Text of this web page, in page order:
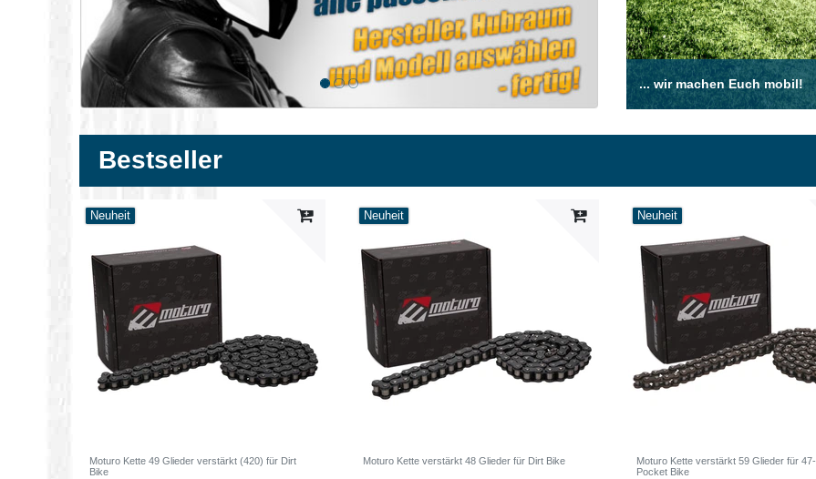
... wir machen Euch mobil!
Bestseller
Neuheit
Moturo Kette 49 Glieder verstärkt (420) für Dirt
Bike
Neuheit
Moturo Kette verstärkt 48 Glieder für Dirt Bike
Neuheit
Moturo Kette verstärkt 59 Glieder für
Pocket Bike